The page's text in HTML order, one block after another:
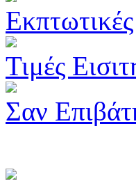
Τιμές
Σαν